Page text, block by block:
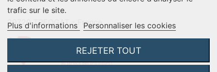
Route de la mer
29720 TREOGAT - France
trafic sur le site.
Plus d'informations
Personnaliser les cookies
REJETER TOUT